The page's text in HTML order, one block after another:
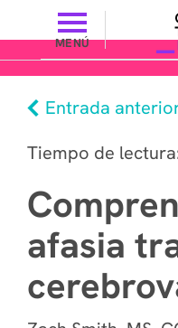
MENÚ
Entrada
Tiempo de
afasia